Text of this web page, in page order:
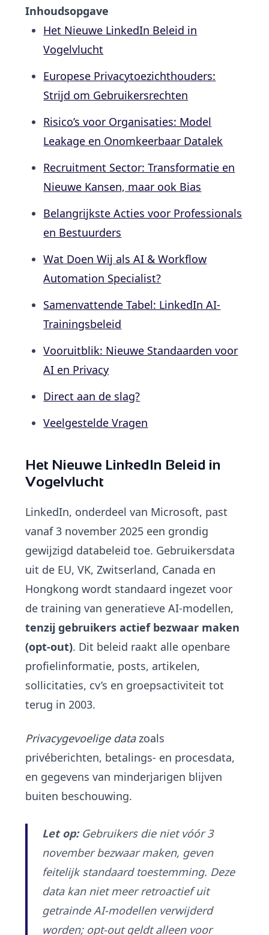
Inhoudsopgave
Het Nieuwe LinkedIn Beleid in
Vogelvlucht
Europese Privacytoezichthouders:
Strijd om Gebruikersrechten
Risico’s voor Organisaties: Model
Leakage en Onomkeerbaar Datalek
Recruitment Sector: Transformatie en
Nieuwe Kansen, maar ook Bias
Belangrijkste Acties voor Professionals
en Bestuurders
Wat Doen Wij als AI & Workflow
Automation Specialist?
Samenvattende Tabel: LinkedIn AI-
Trainingsbeleid
Vooruitblik: Nieuwe Standaarden voor
AI en Privacy
Direct aan de slag?
Veelgestelde Vragen
Het Nieuwe LinkedIn Beleid in
Vogelvlucht
LinkedIn, onderdeel van Microsoft, past
vanaf 3 november 2025 een grondig
gewijzigd databeleid toe. Gebruikersdata
uit de EU, VK, Zwitserland, Canada en
Hongkong wordt standaard ingezet voor
de training van generatieve AI-modellen,
tenzij gebruikers actief bezwaar maken
(opt-out). Dit beleid raakt alle openbare
profielinformatie, posts, artikelen,
sollicitaties, cv’s en groepsactiviteit tot
terug in 2003.
Privacygevoelige datazoals
privéberichten, betalings- en procesdata,
en gegevens van minderjarigen blijven
buiten beschouwing.
Let op:Gebruikers die niet vóór 3
november bezwaar maken, geven
feitelijk standaard toestemming. Deze
data kan niet meer retroactief uit
getrainde AI-modellen verwijderd
worden; opt-out geldt alleen voor